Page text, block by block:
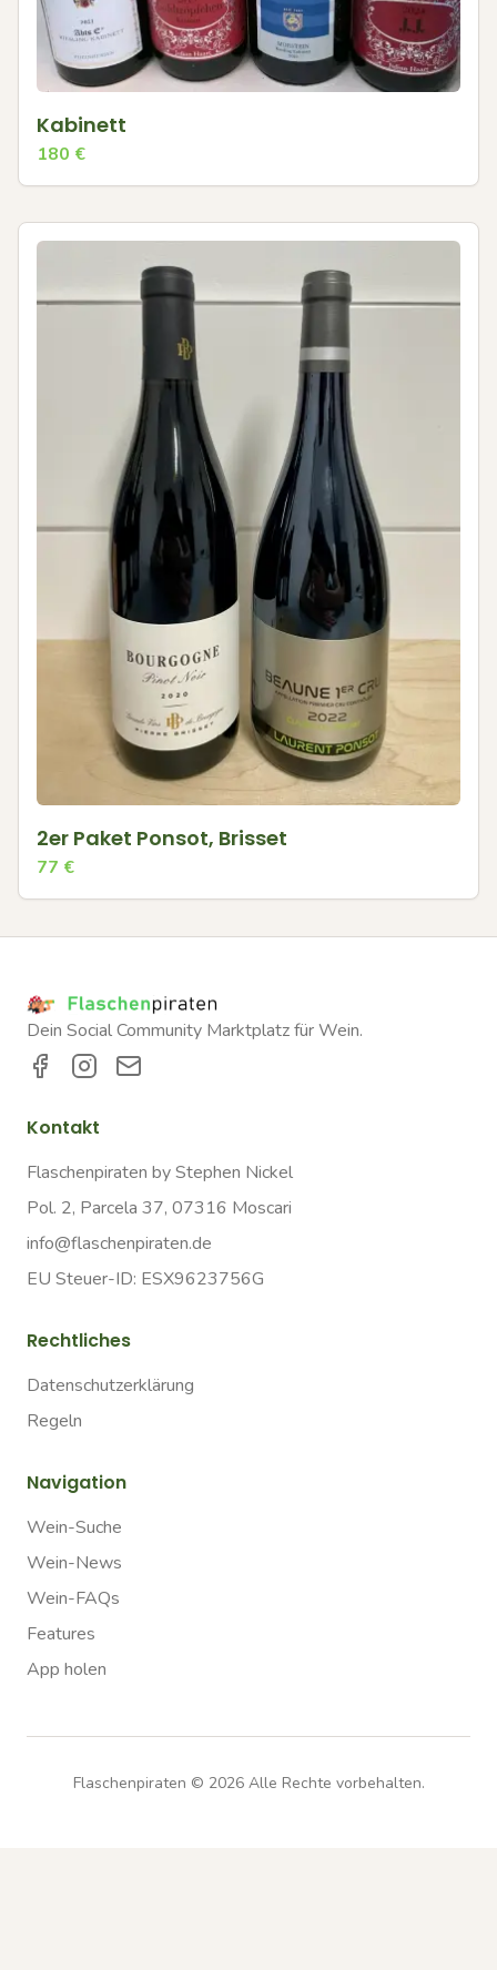
Kabinett
180 €
2er Paket Ponsot, Brisset
77 €
Dein Social Community Marktplatz für Wein.
Kontakt
Flaschenpiraten by Stephen Nickel
Pol. 2, Parcela 37, 07316 Moscari
info@flaschenpiraten.de
EU Steuer-ID: ESX9623756G
Rechtliches
Datenschutzerklärung
Regeln
Navigation
Wein-Suche
Wein-News
Wein-FAQs
Features
App holen
Flaschenpiraten © 2026Alle Rechte vorbehalten.